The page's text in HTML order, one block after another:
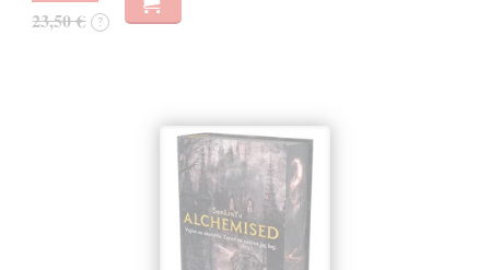
23,50 € ?